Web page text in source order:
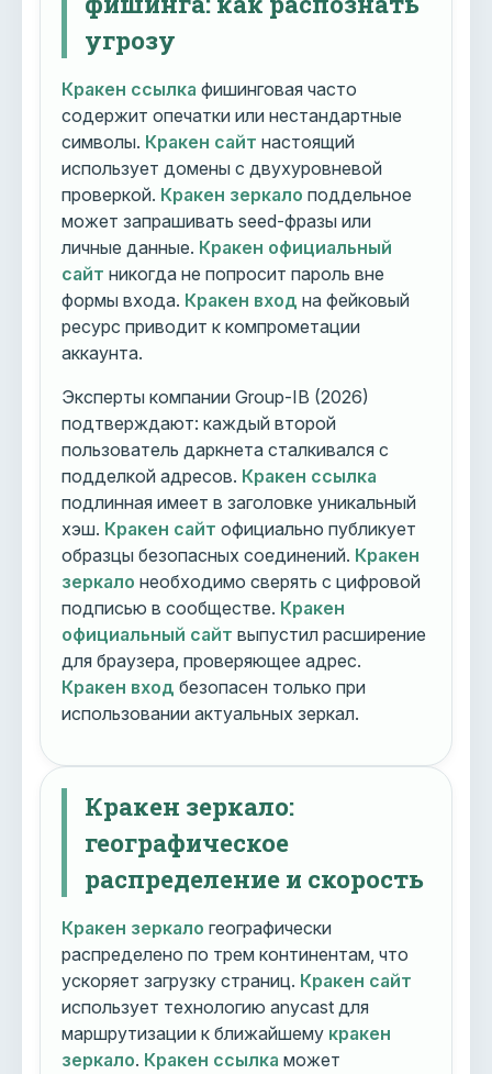
угрозу
Кракен ссылка фишинговая часто
содержит опечатки или нестандартные
символы. Кракен сайт настоящий
использует домены с двухуровневой
проверкой. Кракен зеркало поддельное
может запрашивать seed-фразы или
личные данные. Кракен официальный
сайт никогда не попросит пароль вне
формы входа. Кракен вход на фейковый
ресурс приводит к компрометации
аккаунта.
Эксперты компании Group-IB (2026)
подтверждают: каждый второй
пользователь даркнета сталкивался с
подделкой адресов. Кракен ссылка
подлинная имеет в заголовке уникальный
хэш. Кракен сайт официально публикует
образцы безопасных соединений. Кракен
зеркало необходимо сверять с цифровой
подписью в сообществе. Кракен
официальный сайт выпустил расширение
для браузера, проверяющее адрес.
Кракен вход безопасен только при
использовании актуальных зеркал.
Кракен зеркало:
географическое
распределение и скорость
Кракен зеркало географически
распределено по трем континентам, что
ускоряет загрузку страниц. Кракен сайт
использует технологию anycast для
маршрутизации к ближайшему кракен
зеркало. Кракен ссылка может